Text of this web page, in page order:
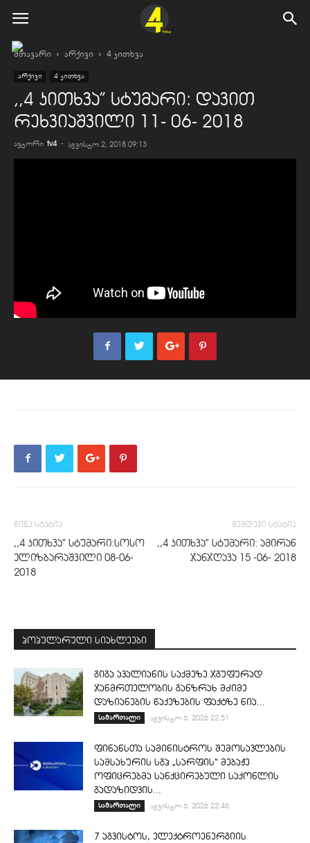
მთავარი არქივი 4 კითხვა
არქივი 4 კითხვა
,,4 კითხვა” სტუმარი: დავით
რეხვიაშვილი 11- 06- 2018
ავტორი tv4 - აგვისტო 2, 2018 09:13
წინა სტატია
,,4 კითხვა” სტუმარი:სოსო
ელიზბარაშვილი 08-06-
2018
შემდეგი სტატია
,,4 კითხვა” სტუმარი: ამირან
ჯანჯღავა 15 -06- 2018
პოპულარული სიახლეები
გიგა ავალიანის საქმეზე ჯგუფურად
ჯანმრთელობის განზრახ მძიმე
დაზიანების წაქეზების ფაქტზე ნია...
სამართალი აგვისტო 6, 2026 22:51
ფინანსთა სამინისტროს შემოსავლების
სამსახურის სგპ „სარფის“ მებაჟე
ოფიცრებმა სანქცირებული საქონლის
გადაზიდვის...
სამართალი აგვისტო 6, 2026 22:46
7 აგვისტოს, ელექტროენერგიის